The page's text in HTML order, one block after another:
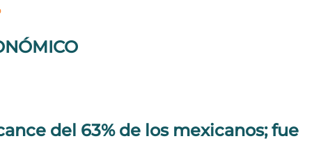
del 63% de los mexicanos; fue